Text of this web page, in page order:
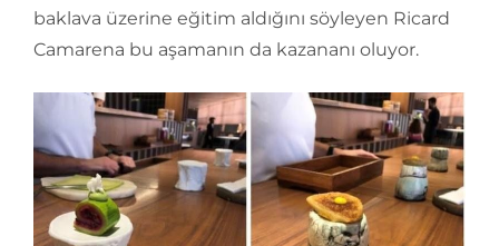
baklava üzerine eğitim aldığını söyleyen Ricard
Camarena bu aşamanın da kazananı oluyor.